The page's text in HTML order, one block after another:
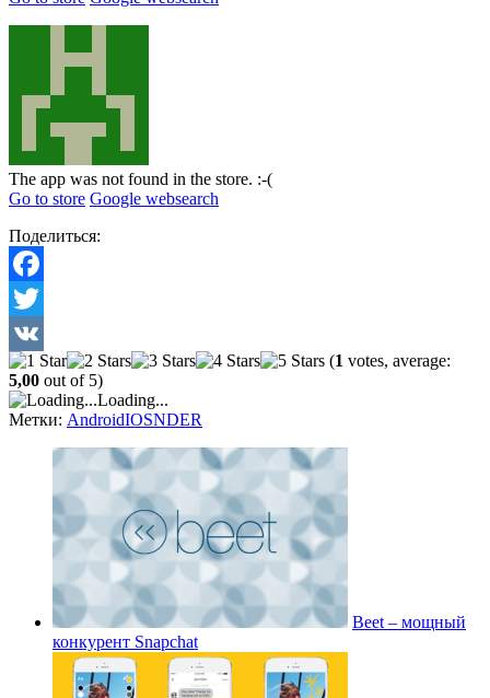
The app was not found in the store. :-(
Go to store Google websearch
Поделиться:
Facebook
Twitter
VK
(1 votes, average:
5,00 out of 5)
Loading...
Метки: AndroidIOSNDER
Beet – мощный
конкурент Snapchat